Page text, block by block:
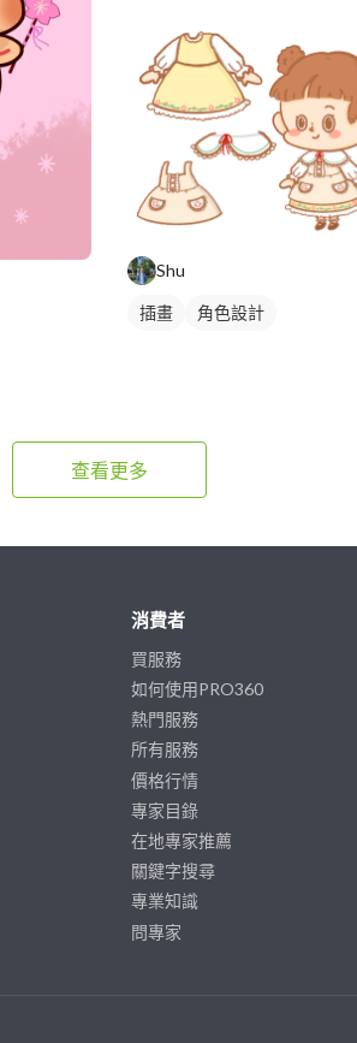
Shu
插畫 角色設計
查看更多
消費者
買服務
如何使用PRO360
熱門服務
所有服務
價格行情
專家目錄
在地專家推薦
關鍵字搜尋
專業知識
問專家